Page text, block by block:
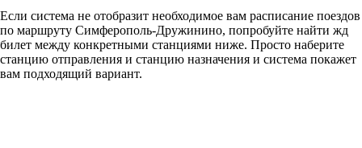
Если система не отобразит необходимое вам расписание поездов
по маршруту Симферополь-Дружинино, попробуйте найти жд
билет между конкретными станциями ниже. Просто наберите
станцию отправления и станцию назначения и система покажет
вам подходящий вариант.